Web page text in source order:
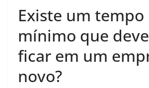
Existe um tempo
mínimo que
ficar em um
novo?